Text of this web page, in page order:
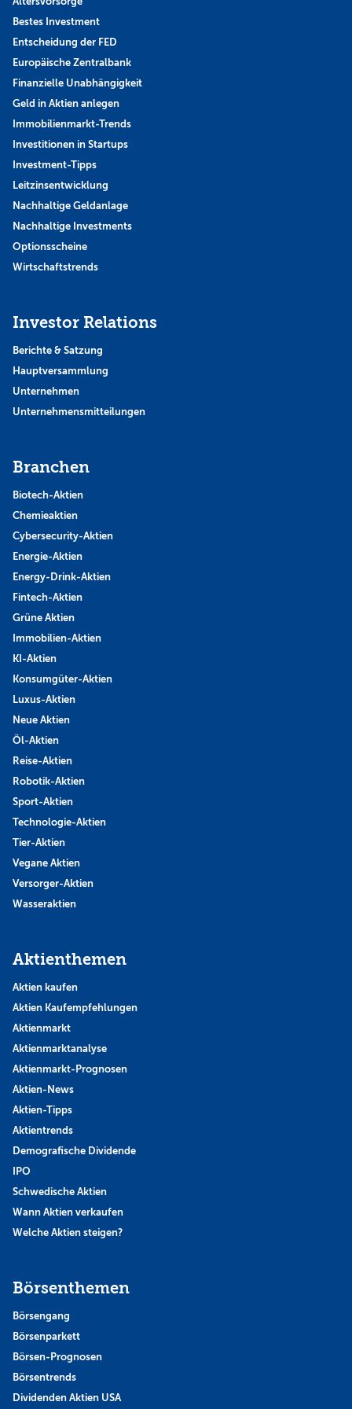
Bestes Investment
Entscheidung der FED
Europäische Zentralbank
Finanzielle Unabhängigkeit
Geld in Aktien anlegen
Immobilienmarkt-Trends
Investitionen in Startups
Investment-Tipps
Leitzinsentwicklung
Nachhaltige Geldanlage
Nachhaltige Investments
Optionsscheine
Wirtschaftstrends
Investor Relations
Berichte & Satzung
Hauptversammlung
Unternehmen
Unternehmensmitteilungen
Branchen
Biotech-Aktien
Chemieaktien
Cybersecurity-Aktien
Energie-Aktien
Energy-Drink-Aktien
Fintech-Aktien
Grüne Aktien
Immobilien-Aktien
KI-Aktien
Konsumgüter-Aktien
Luxus-Aktien
Neue Aktien
Öl-Aktien
Reise-Aktien
Robotik-Aktien
Sport-Aktien
Technologie-Aktien
Tier-Aktien
Vegane Aktien
Versorger-Aktien
Wasseraktien
Aktienthemen
Aktien kaufen
Aktien Kaufempfehlungen
Aktienmarkt
Aktienmarktanalyse
Aktienmarkt-Prognosen
Aktien-News
Aktien-Tipps
Aktientrends
Demografische Dividende
IPO
Schwedische Aktien
Wann Aktien verkaufen
Welche Aktien steigen?
Börsenthemen
Börsengang
Börsenparkett
Börsen-Prognosen
Börsentrends
Dividenden Aktien USA